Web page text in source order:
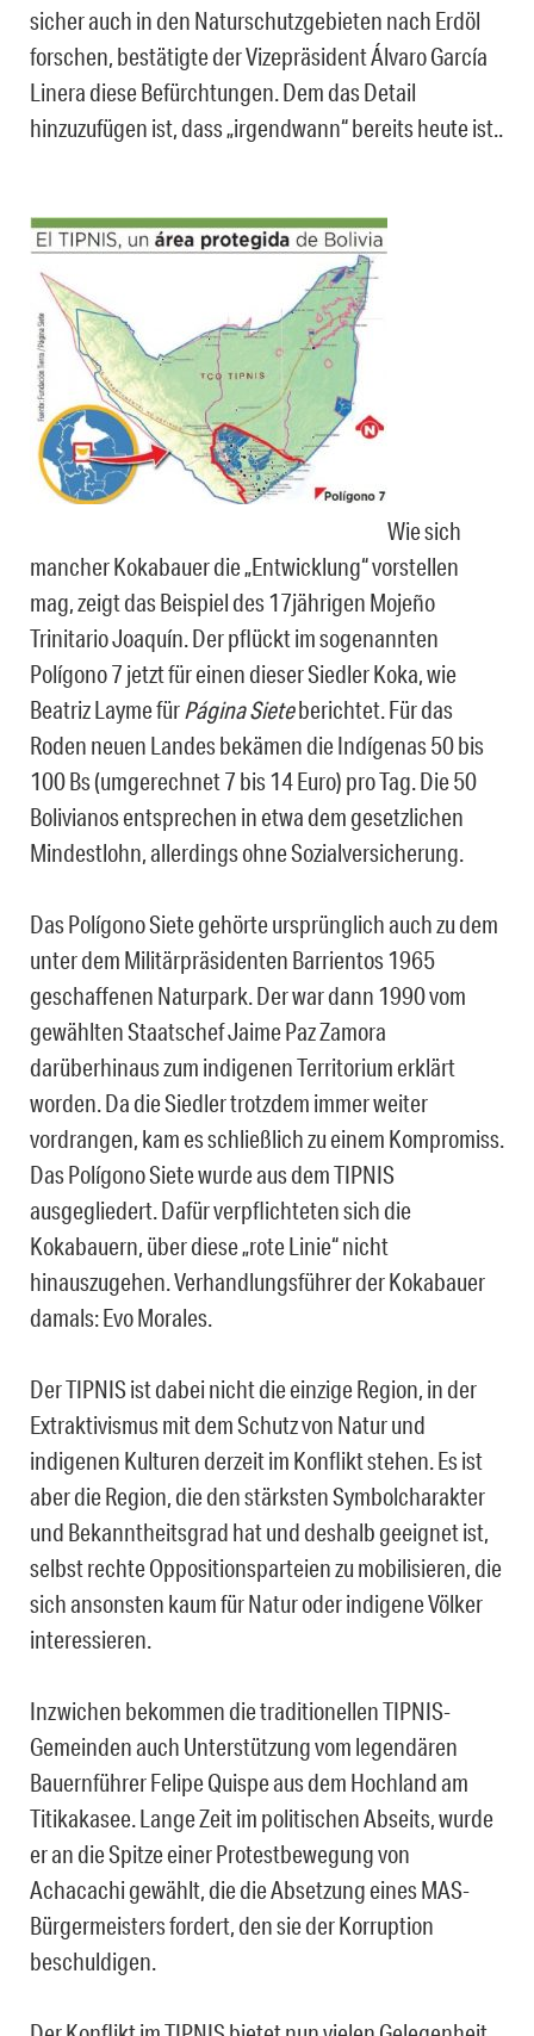
sicher auch in den Naturschutzgebieten nach Erdöl
forschen, bestätigte der Vizepräsident Álvaro García
Linera diese Befürchtungen. Dem das Detail
hinzuzufügen ist, dass „irgendwann“ bereits heute ist..
Wie sich
mancher Kokabauer die „Entwicklung“ vorstellen
mag, zeigt das Beispiel des 17jährigen Mojeño
Trinitario Joaquín. Der pflückt im sogenannten
Polígono 7 jetzt für einen dieser Siedler Koka, wie
Beatriz Layme fürPágina Sieteberichtet. Für das
Roden neuen Landes bekämen die Indígenas 50 bis
100 Bs (umgerechnet 7 bis 14 Euro) pro Tag. Die 50
Bolivianos entsprechen in etwa dem gesetzlichen
Mindestlohn, allerdings ohne Sozialversicherung.
Das Polígono Siete gehörte ursprünglich auch zu dem
unter dem Militärpräsidenten Barrientos 1965
geschaffenen Naturpark. Der war dann 1990 vom
gewählten Staatschef Jaime Paz Zamora
darüberhinaus zum indigenen Territorium erklärt
worden. Da die Siedler trotzdem immer weiter
vordrangen, kam es schließlich zu einem Kompromiss.
Das Polígono Siete wurde aus dem TIPNIS
ausgegliedert. Dafür verpflichteten sich die
Kokabauern, über diese „rote Linie“ nicht
hinauszugehen. Verhandlungsführer der Kokabauer
damals: Evo Morales.
Der TIPNIS ist dabei nicht die einzige Region, in der
Extraktivismus mit dem Schutz von Natur und
indigenen Kulturen derzeit im Konflikt stehen. Es ist
aber die Region, die den stärksten Symbolcharakter
und Bekanntheitsgrad hat und deshalb geeignet ist,
selbst rechte Oppositionsparteien zu mobilisieren, die
sich ansonsten kaum für Natur oder indigene Völker
interessieren.
Inzwichen bekommen die traditionellen TIPNIS-
Gemeinden auch Unterstützung vom legendären
Bauernführer Felipe Quispe aus dem Hochland am
Titikakasee. Lange Zeit im politischen Abseits, wurde
er an die Spitze einer Protestbewegung von
Achacachi gewählt, die die Absetzung eines MAS-
Bürgermeisters fordert, den sie der Korruption
beschuldigen.